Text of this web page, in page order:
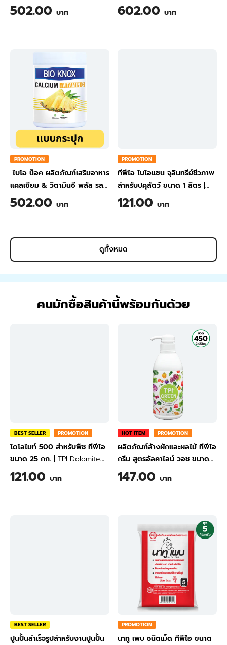
ขิง ขนาด 200 กรัม
502.00 บาท
ส้ม ขนาด 200 กรัม
602.00 บาท
PROMOTION
ไบโอ น็อค ผลิตภัณฑ์เสริมอาหาร
แคลเซียม & วิตามินซี พลัส รส
สับปะรด ขนาด 200 กรัม
502.00 บาท
PROMOTION
ทีพีไอ ไบโอแซน จุลินทรีย์ชีวภาพ
สำหรับปศุสัตว์ ขนาด 1 ลิตร |
TPI BIO-SAN Organic
Wastewater Treatment for
121.00 บาท
ดูทั้งหมด
คนมักซื้อสินค้านี้พร้อมกันด้วย
BEST SELLER PROMOTION
โดโลไมท์ 500 สำหรับพืช ทีพีไอ
ขนาด 25 กก.
TPI Dolomite
500 For Plant 25 kg
121.00 บาท
HOT ITEM PROMOTION
ผลิตภัณฑ์ล้างผักและผลไม้ ทีพีไอ
กรีน สูตรอัลคาไลน์ วอช ขนาด
450 มล.|TPI GREEN
ALKALINE WASH Fruit &
147.00 บาท
BEST SELLER
ปูนปั้นสำเร็จรูปสำหรับงานปูนปั้น
PROMOTION
นาทู เพบ ชนิดเม็ด ทีพีไอ ขนาด